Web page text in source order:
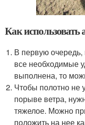
Как использовать
В первую очередь,
все необходимые
выполнена, то
Чтобы полотно не
порыве ветра,
тяжелое. Можно
положить на нее